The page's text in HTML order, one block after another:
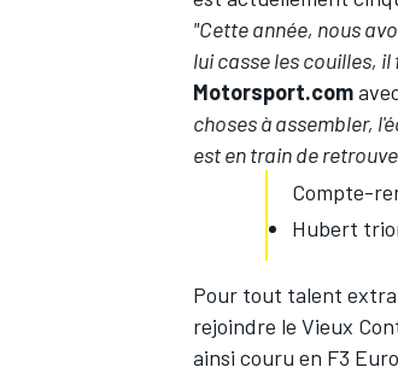
"Cette année, nous
lui casse les couilles,
Motorsport.com
choses à assembler,
est en train de
Compte-
Hubert
Pour tout talent
rejoindre le Vieux
ainsi couru en F3